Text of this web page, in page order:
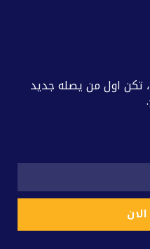
تكن اول من يصله جديد